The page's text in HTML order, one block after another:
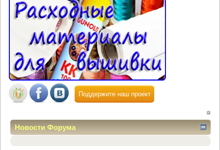
Поддержите наш проект
Новости Форума